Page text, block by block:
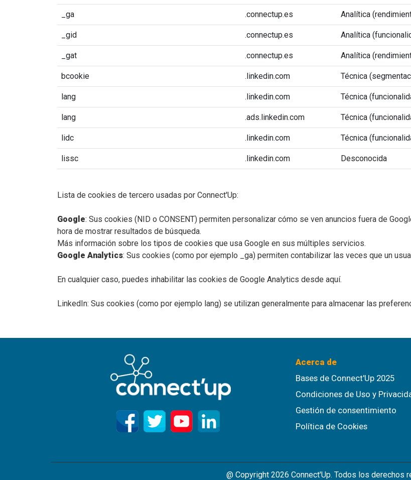
_ga .connectup.es Analítica
_gid .connectup.es Analítica
_gat .connectup.es Analítica
bcookie .linkedin.com Técnica
lang .linkedin.com Técnica
lang .ads.linkedin.com Técnica
lidc .linkedin.com Técnica
lissc .linkedin.com Desconocida
Lista de cookies de tercero usadas por Connect'Up:
Google: Sus cookies (NID o CONSENT) permiten personalizar cómo se ven anuncios fuera de
hora de mostrar resultados de búsqueda.
Más información sobre los tipos de cookies que usa Google en sus múltiples servicios.
Google Analytics: Sus cookies (como por ejemplo _ga) permiten contabilizar las veces que un
En cualquier caso, puedes inhabilitar las cookies de Google Analytics desde aquí.
LinkedIn: Sus cookies (como por ejemplo lang) se utilizan generalmente para almacenar las
Acerca de
Bases de Connect'Up 2025
Condiciones de Uso y
Gestión de consentimiento
Política de Cookies
@ Copyright 2026 Connect'Up. Todos los derechos